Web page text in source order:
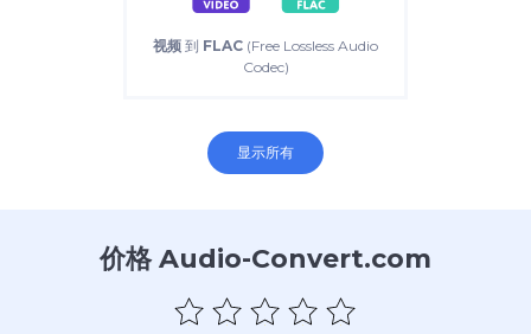
视频 到 FLAC (Free Lossless Audio
Codec)
显示所有
价格 Audio-Convert.com